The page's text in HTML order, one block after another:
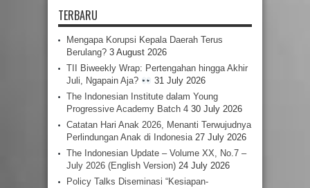
TERBARU
Mengapa Korupsi Kepala Daerah Terus
Berulang? 3 August 2026
TII Biweekly Wrap: Pertengahan hingga Akhir
Juli, Ngapain Aja?
31 July 2026
The Indonesian Institute dalam Young
Progressive Academy Batch 4 30 July 2026
Catatan Hari Anak 2026, Menanti Terwujudnya
Perlindungan Anak di Indonesia 27 July 2026
The Indonesian Update – Volume XX, No.7 –
July 2026 (English Version) 24 July 2026
Policy Talks Diseminasi “Kesiapan-